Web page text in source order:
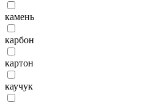
камень
карбон
картон
каучук